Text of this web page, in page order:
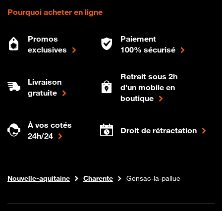
Pourquoi acheter en ligne
Promos
exclusives
Paiement
100% sécurisé
Livraison
gratuite
Retrait sous 2h
d'un mobile en
boutique
À vos cotés
24h/24
Droit de rétractation
Boutique Orange
Internet fibre
Nouvelle-aquitaine Charente Gensac-la-pallue